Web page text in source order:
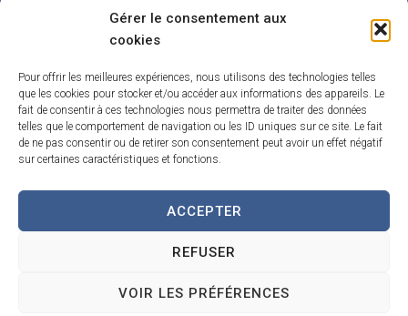
Gérer le consentement aux
cookies
Pour offrir les meilleures expériences, nous utilisons des technologies telles
que les cookies pour stocker et/ou accéder aux informations des appareils. Le
fait de consentir à ces technologies nous permettra de traiter des données
telles que le comportement de navigation ou les ID uniques sur ce site. Le fait
de ne pas consentir ou de retirer son consentement peut avoir un effet négatif
sur certaines caractéristiques et fonctions.
ACCEPTER
REFUSER
VOIR LES PRÉFÉRENCES
Accessibilité Contact
Traitement de données personnelles
Plan du site